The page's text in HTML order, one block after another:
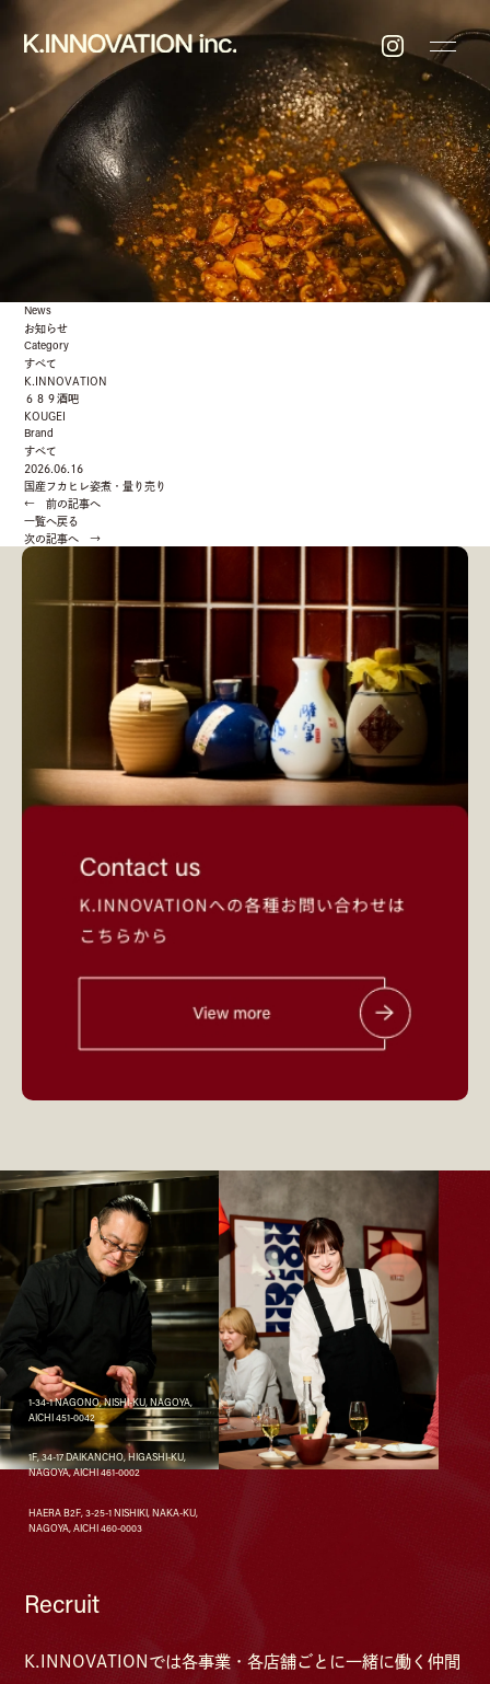
News
お知らせ
Category
すべて
K.INNOVATION
６８９酒吧
KOUGEI
Brand
すべて
2026.06.16
国産フカヒレ姿煮・量り売り
← 前の記事へ
一覧へ戻る
次の記事へ →
1-34-1 NAGONO, NISHI-KU, NAGOYA,
AICHI 451-0042
1F, 34-17 DAIKANCHO, HIGASHI-KU,
NAGOYA, AICHI 461-0002
HAERA B2F, 3-25-1 NISHIKI, NAKA-KU,
NAGOYA, AICHI 460-0003
Recruit
K.INNOVATIONでは各事業・各店舗ごとに⼀緒に働く仲間